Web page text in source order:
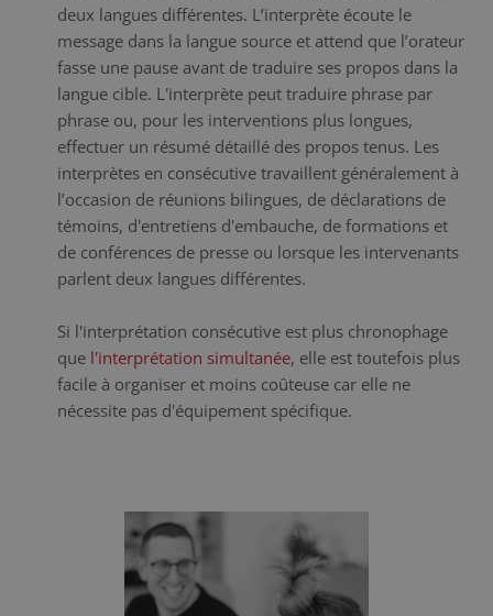
deux langues différentes. L’interprète écoute le
message dans la langue source et attend que l’orateur
fasse une pause avant de traduire ses propos dans la
langue cible. L'interprète peut traduire phrase par
phrase ou, pour les interventions plus longues,
effectuer un résumé détaillé des propos tenus. Les
interprètes en consécutive travaillent généralement à
l’occasion de réunions bilingues, de déclarations de
témoins, d'entretiens d'embauche, de formations et
de conférences de presse ou lorsque les intervenants
parlent deux langues différentes.
Si l'interprétation consécutive est plus chronophage
que l'interprétation simultanée, elle est toutefois plus
facile à organiser et moins coûteuse car elle ne
nécessite pas d'équipement spécifique.